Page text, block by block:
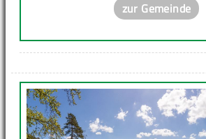
zur Gemeinde